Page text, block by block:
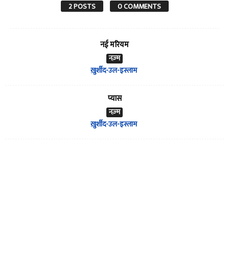
2 POSTS 0 COMMENTS
नई मरियम
नज़्म
ख़ुर्शीद-उल-इस्लाम
प्यास
नज़्म
ख़ुर्शीद-उल-इस्लाम